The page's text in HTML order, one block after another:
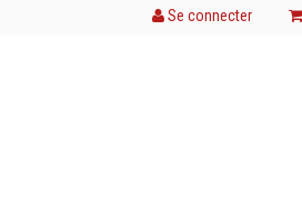
Se connecter